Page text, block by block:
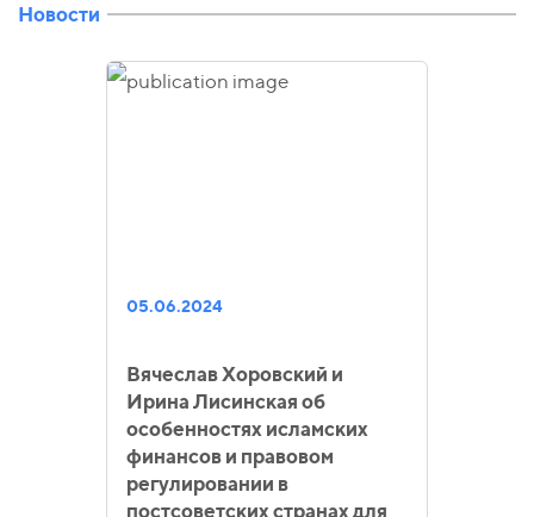
Новости
05.06.2024
Вячеслав Хоровский и
Ирина Лисинская об
особенностях исламских
финансов и правовом
регулировании в
постсоветских странах для